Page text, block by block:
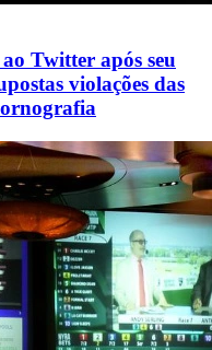
Twitter após seu
violações das